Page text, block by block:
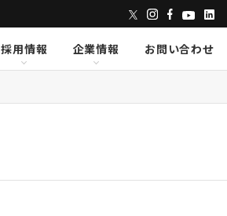
Lumens
Lumens
採用情報
企業情報
お問い合わせ